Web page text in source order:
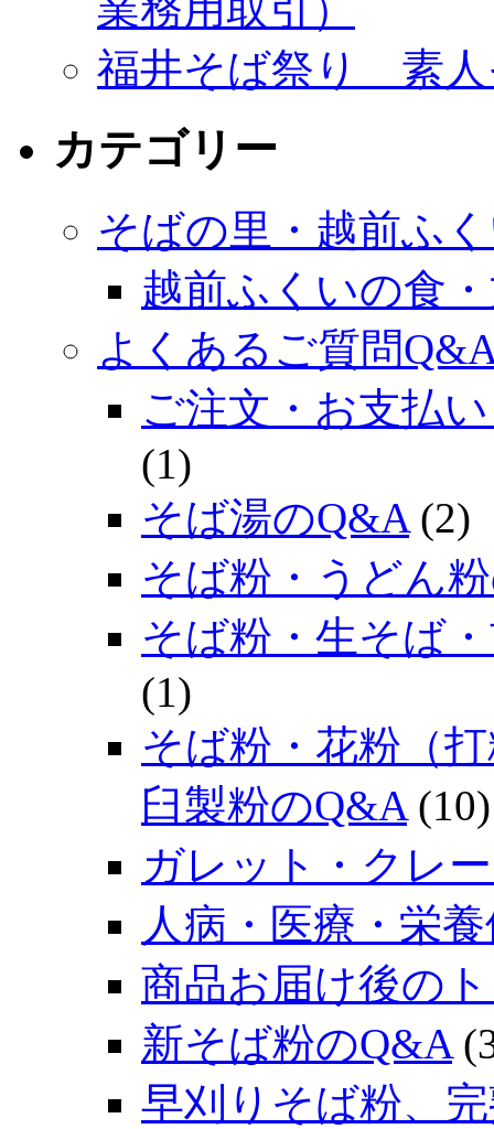
福井そば祭り 素人
カテゴリー
そばの里・越前ふ
越前ふくいの食
よくあるご質問
ご注文・お支払
(1)
そば湯のQ&A(2)
そば粉・うどん
そば粉・生そば
(1)
そば粉・花粉（
臼製粉のQ&A(10)
ガレット・クレ
人病・医療・栄
商品お届け後の
新そば粉のQ&A
早刈りそば粉、